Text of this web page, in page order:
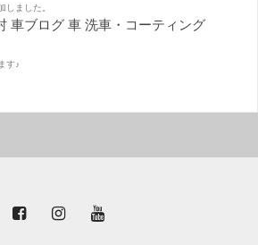
ました。
す♪